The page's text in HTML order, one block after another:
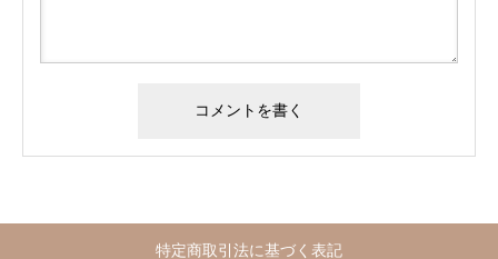
特定商取引法に基づく表記